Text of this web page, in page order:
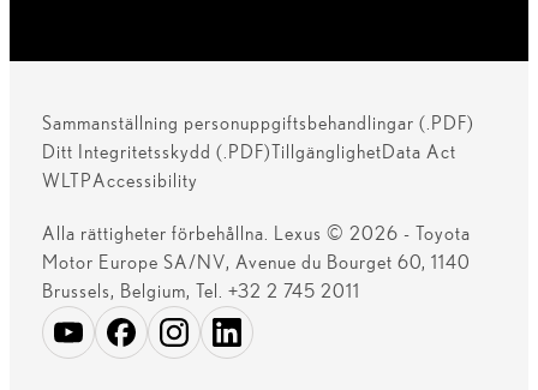
Sammanställning personuppgiftsbehandlingar (.PDF)
Ditt Integritetsskydd (.PDF)TillgänglighetData Act
WLTPAccessibility
Alla rättigheter förbehållna. Lexus © 2026 - Toyota
Motor Europe SA/NV, Avenue du Bourget 60, 1140
Brussels, Belgium, Tel. +32 2 745 2011